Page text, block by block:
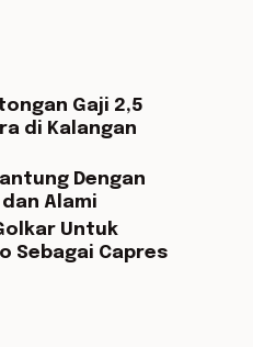
Gaji 2,5
di Kalangan
Dengan
dan Alami
Untuk
Sebagai Capres